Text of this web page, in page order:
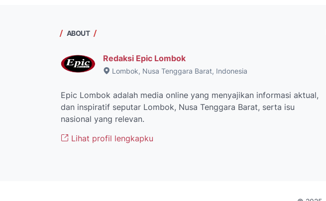
ABOUT
Redaksi Epic Lombok
Lombok, Nusa Tenggara Barat, Indonesia
Epic Lombok adalah media online yang menyajikan informasi aktual,
dan inspiratif seputar Lombok, Nusa Tenggara Barat, serta isu
nasional yang relevan.
Lihat profil lengkapku